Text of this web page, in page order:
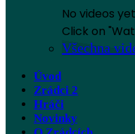
No videos
Click on
Všechna
Úvod
Zrádci 2
Hráči
Novinky